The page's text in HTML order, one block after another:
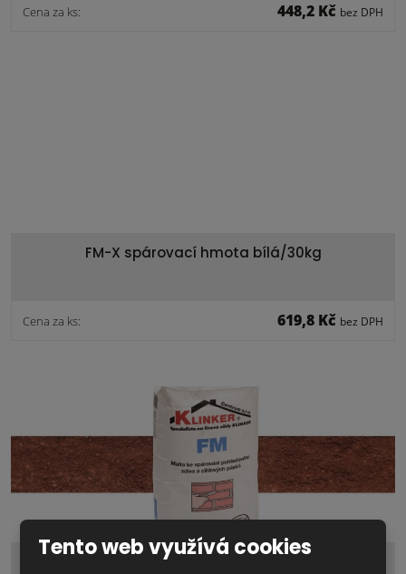
Cena za ks: 448,2 Kč bez DPH
FM-X spárovací hmota bílá/30kg
Cena za ks: 619,8 Kč bez DPH
FM-X spárovací hmota měděná/30kg
Tento web využívá cookies